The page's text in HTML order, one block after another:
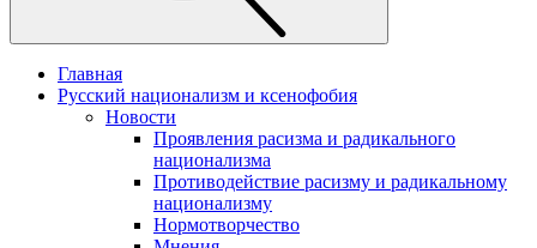
Главная
Русский национализм и ксенофобия
Новости
Проявления расизма и радикального
национализма
Противодействие расизму и радикальному
национализму
Нормотворчество